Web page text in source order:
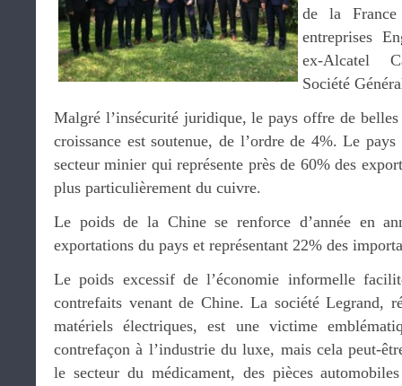
de la France
entreprises
ex-Alcatel
Société
Malgré l’insécurité juridique, le pays offre de belles
croissance est soutenue, de l’ordre de 4%. Le
secteur minier qui représente près de 60% des
plus particulièrement du cuivre.
Le poids de la Chine se renforce d’année en
exportations du pays et représentant 22% des
Le poids excessif de l’économie informelle
contrefaits venant de Chine. La société Legrand,
matériels électriques, est une victime
contrefaçon à l’industrie du luxe, mais cela peut-
le secteur du médicament, des pièces